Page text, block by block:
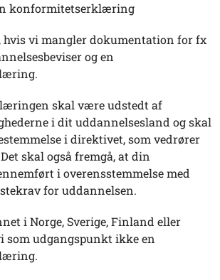
konformitetserklæring
vi mangler dokumentation for fx
og en
skal være udstedt af
i dit uddannelsesland og skal
i direktivet, som vedrører
skal også fremgå, at din
i overensstemmelse med
for uddannelsen.
i Norge, Sverige, Finland eller
som udgangspunkt ikke en